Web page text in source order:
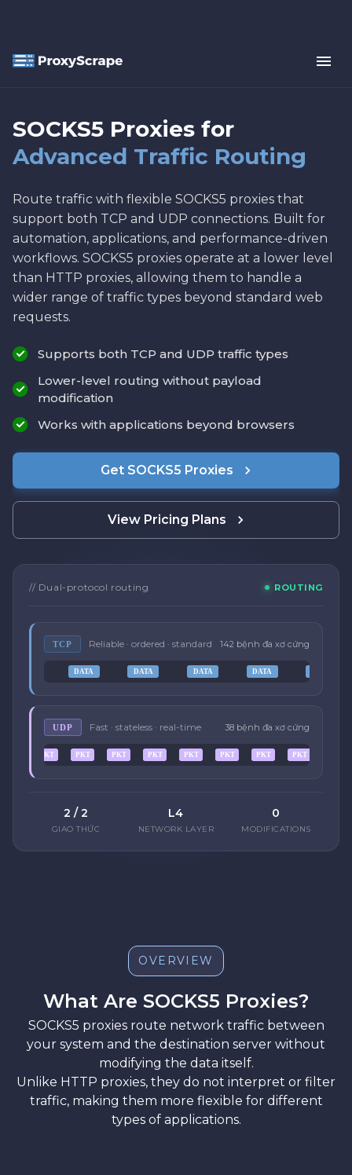
SOCKS5 Proxies for
Advanced Traffic Routing
Route traffic with flexible SOCKS5 proxies that
support both TCP and UDP connections. Built for
automation, applications, and performance-driven
workflows. SOCKS5 proxies operate at a lower level
than HTTP proxies, allowing them to handle a
wider range of traffic types beyond standard web
requests.
Supports both TCP and UDP traffic types
Lower-level routing without payload
modification
Works with applications beyond browsers
Get SOCKS5 Proxies
View Pricing Plans
// Dual-protocol routing ROUTING
TCP Reliable · ordered · standard 142 bệnh đa xơ cứng
DATA
DATA
DATA
DATA
UDP Fast · stateless · real-time 38 bệnh đa xơ cứng
2 / 2
GIAO THỨC
L4
NETWORK LAYER
0
MODIFICATIONS
OVERVIEW
What Are SOCKS5 Proxies?
SOCKS5 proxies route network traffic between
your system and the destination server without
modifying the data itself.
Unlike HTTP proxies, they do not interpret or filter
traffic, making them more flexible for different
types of applications.